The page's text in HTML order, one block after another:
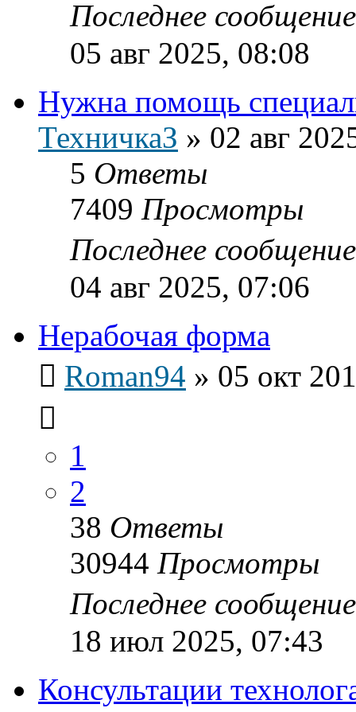
Последнее
05 авг 2025, 08:08
Нужна помощь
ТехничкаЗ » 02 авг
5 Ответы
7409 Просмотры
Последнее
04 авг 2025, 07:06
Нерабочая форма
Roman94 » 05 окт
1
2
38 Ответы
30944 Просмотры
Последнее
18 июл 2025, 07:43
Консультации